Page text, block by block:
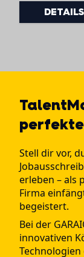
Stell dir vor,
erleben – als
Firma
begeistert.
Bei der
innovativen